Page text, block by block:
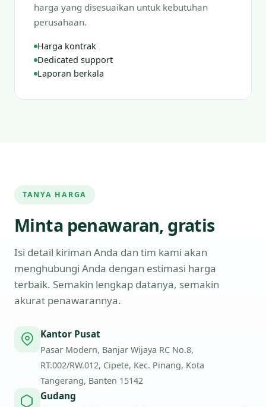
harga yang disesuaikan untuk kebutuhan
perusahaan.
Harga kontrak
Dedicated support
Laporan berkala
TANYA HARGA
Minta penawaran, gratis
Isi detail kiriman Anda dan tim kami akan
menghubungi Anda dengan estimasi harga
terbaik. Semakin lengkap datanya, semakin
akurat penawarannya.
Kantor Pusat
Pasar Modern, Banjar Wijaya RC No.8,
RT.002/RW.012, Cipete, Kec. Pinang, Kota
Tangerang, Banten 15142
Gudang